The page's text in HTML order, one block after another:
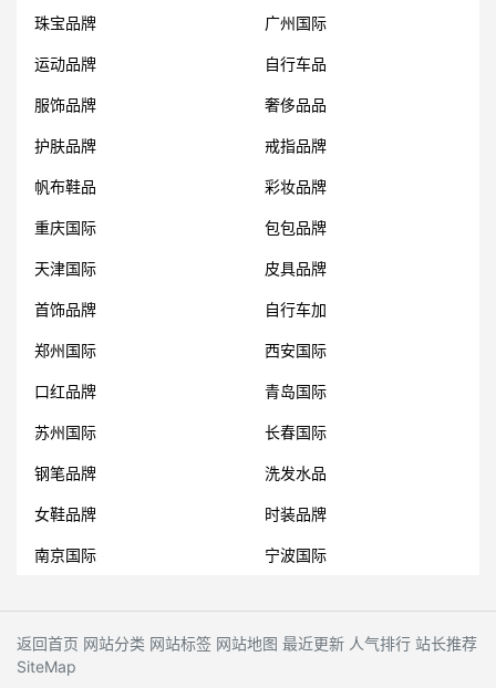
珠宝品牌 广州国际
运动品牌 自行车品
服饰品牌 奢侈品品
护肤品牌 戒指品牌
帆布鞋品 彩妆品牌
重庆国际 包包品牌
天津国际 皮具品牌
首饰品牌 自行车加
郑州国际 西安国际
口红品牌 青岛国际
苏州国际 长春国际
钢笔品牌 洗发水品
女鞋品牌 时装品牌
南京国际 宁波国际
返回首页 网站分类 网站标签 网站地图 最近更新 人气排行 站长推荐
SiteMap